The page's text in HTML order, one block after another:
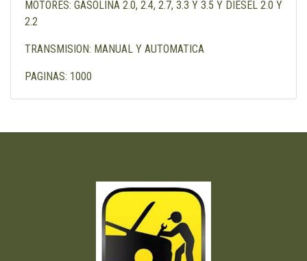
MOTORES: GASOLINA 2.0, 2.4, 2.7, 3.3 Y 3.5 Y DIESEL 2.0 Y
2.2
TRANSMISION: MANUAL Y AUTOMATICA
PAGINAS: 1000